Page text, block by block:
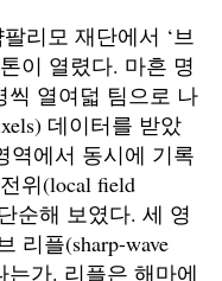
리모 재단에서 ‘브
이 열렸다. 마흔 명
씩 열여덟 팀으로 나
데이터를 받았
역에서 동시에 기록
위(local field
순해 보였다. 세 영
리플(sharp-wave
는가. 리플은 해마에